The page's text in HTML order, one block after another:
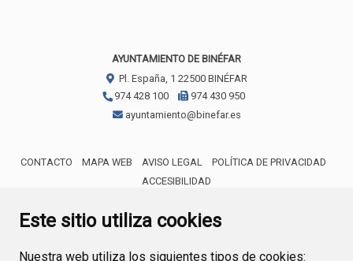
Este sitio utiliza cookies
Nuestra web utiliza los siguientes tipos de cookies:
AYUNTAMIENTO DE BINÉFAR
Pl. España, 1 22500 BINÉFAR
974 428 100
974 430 950
ayuntamiento@binefar.es
CONTACTO MAPA WEB AVISO LEGAL
POLÍTICA DE PRIVACIDAD
ACCESIBILIDAD
ENLACE EXTERNO AL